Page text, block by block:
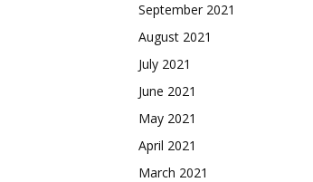
September 2021
August 2021
July 2021
June 2021
May 2021
April 2021
March 2021